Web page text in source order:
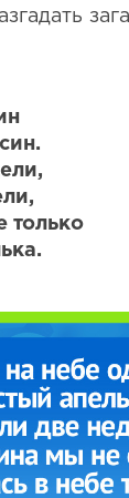
только